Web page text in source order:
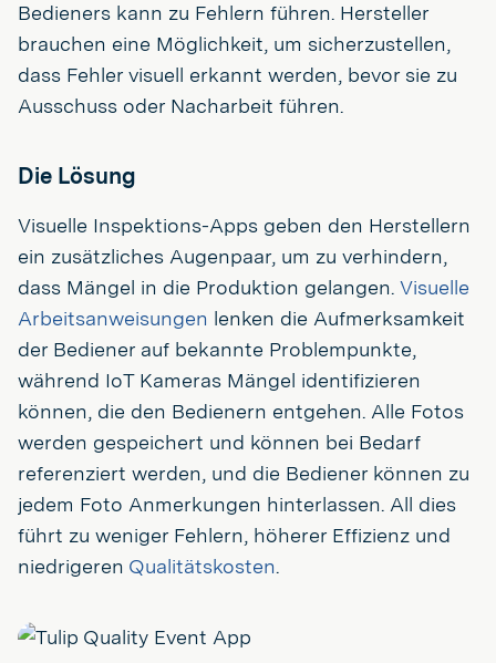
Bedieners kann zu Fehlern führen. Hersteller
brauchen eine Möglichkeit, um sicherzustellen,
dass Fehler visuell erkannt werden, bevor sie zu
Ausschuss oder Nacharbeit führen.
Die Lösung
Visuelle Inspektions-Apps geben den Herstellern
ein zusätzliches Augenpaar, um zu verhindern,
dass Mängel in die Produktion gelangen. Visuelle
Arbeitsanweisungen lenken die Aufmerksamkeit
der Bediener auf bekannte Problempunkte,
während IoT Kameras Mängel identifizieren
können, die den Bedienern entgehen. Alle Fotos
werden gespeichert und können bei Bedarf
referenziert werden, und die Bediener können zu
jedem Foto Anmerkungen hinterlassen. All dies
führt zu weniger Fehlern, höherer Effizienz und
niedrigeren Qualitätskosten.